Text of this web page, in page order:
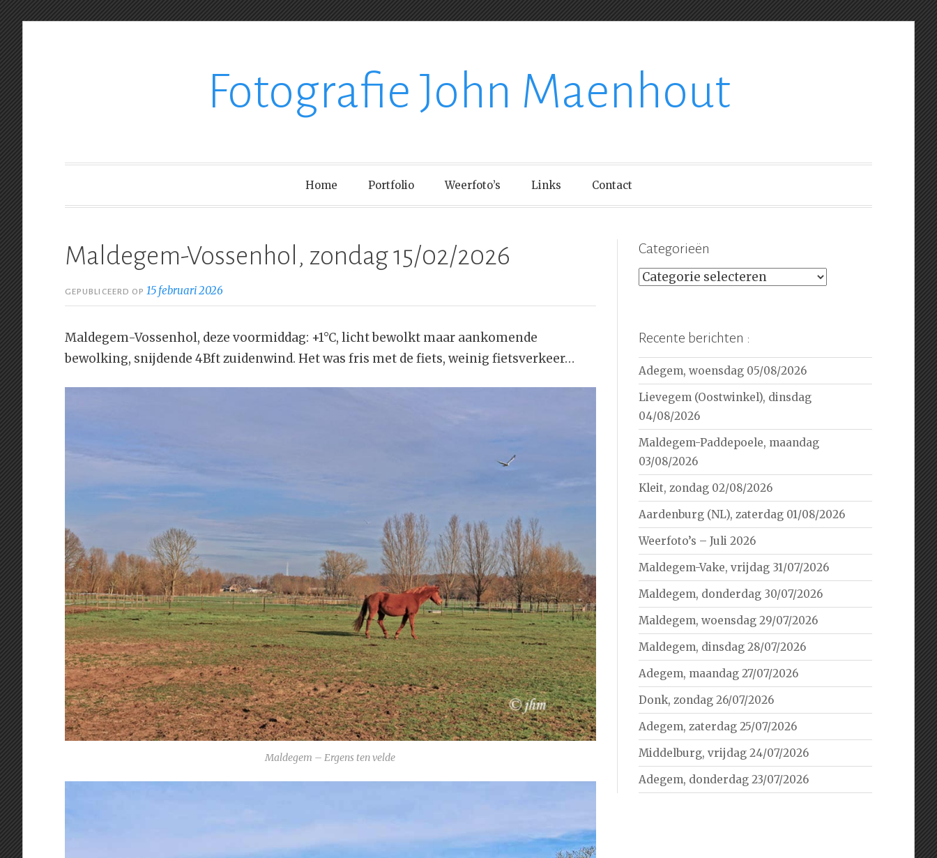
Fotografie John Maenhout
Home Portfolio Weerfoto’s Links Contact
Maldegem-Vossenhol, zondag 15/02/2026
GEPUBLICEERD OP15 februari 2026
Maldegem-Vossenhol, deze voormiddag: +1°C, licht bewolkt maar aankomende
bewolking, snijdende 4Bft zuidenwind. Het was fris met de fiets, weinig fietsverkeer…
Maldegem – Ergens ten velde
Categorieën
Categorieën
Recente berichten :
Adegem, woensdag 05/08/2026
Lievegem (Oostwinkel), dinsdag
04/08/2026
Maldegem-Paddepoele, maandag
03/08/2026
Kleit, zondag 02/08/2026
Aardenburg (NL), zaterdag 01/08/2026
Weerfoto’s – Juli 2026
Maldegem-Vake, vrijdag 31/07/2026
Maldegem, donderdag 30/07/2026
Maldegem, woensdag 29/07/2026
Maldegem, dinsdag 28/07/2026
Adegem, maandag 27/07/2026
Donk, zondag 26/07/2026
Adegem, zaterdag 25/07/2026
Middelburg, vrijdag 24/07/2026
Adegem, donderdag 23/07/2026